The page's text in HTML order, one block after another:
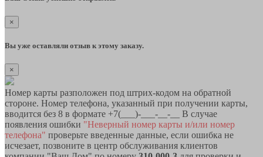
×
Вы уже оставляли отзыв к этому заказу.
×
Номер карты разположен под штрих-кодом на обратной
стороне. Номер телефона, указанный при получении карты,
вводится без 8 в формате +7(___)-___-__-__ В случае
появления ошибки "Неверный номер карты и/или номер
телефона" проверьте введенные данные, если ошибка не
исчезает, позвоните в центр обслуживания клиентов